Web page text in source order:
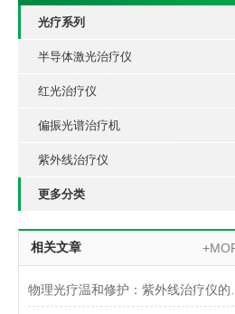
光疗系列
半导体激光治疗仪
红光治疗仪
偏振光谱治疗机
紫外线治疗仪
更多分类
相关文章
物理光疗